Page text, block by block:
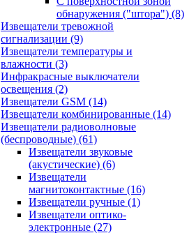
обнаружения ("штора") (8)
Извещатели тревожной
сигнализации (9)
Извещатели температуры и
влажности (3)
Инфракрасные выключатели
освещения (2)
Извещатели GSM (14)
Извещатели комбинированные (14)
Извещатели радиоволновые
(беспроводные) (61)
Извещатели звуковые
(акустические) (6)
Извещатели
магнитоконтактные (16)
Извещатели ручные (1)
Извещатели оптико-
электронные (27)